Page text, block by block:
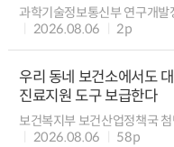
과학기술정보통신부 연구개
2026.08.06
2p
우리 동네 보건소에서도
진료지원 도구 보급한다
보건복지부 보건산업정책국
2026.08.06
58p